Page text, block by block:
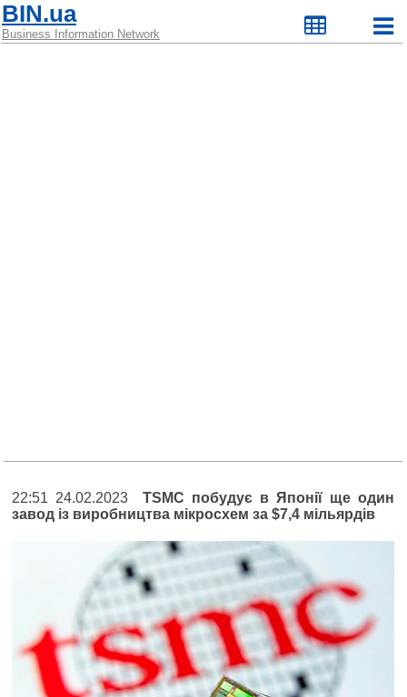
BIN.ua
Business Information Network
22:51 24.02.2023 TSMC побудує в Японії ще один
завод із виробництва мікросхем за $7,4 мільярдів